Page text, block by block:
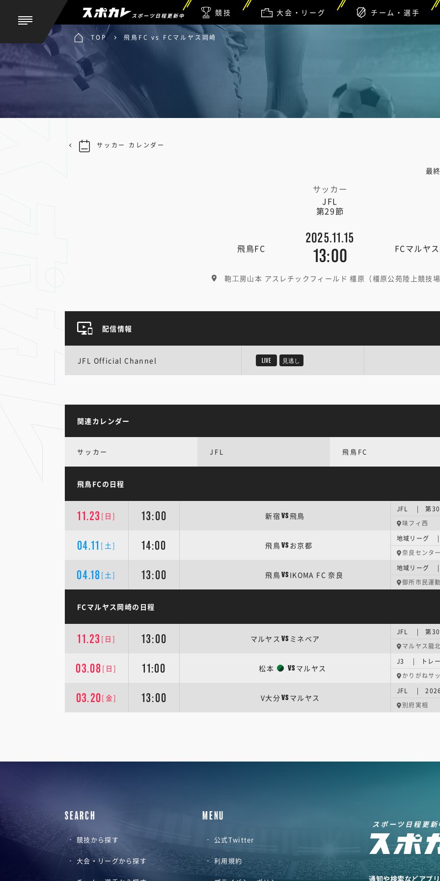
スポーツ日程更新中 競技 大会・リーグ チーム・選手
TOP 飛鳥FC vs FCマルヤス岡崎
最
サッカー
JFL
第29節
飛鳥FC
2025.11.15
13:00 FCマルヤ
鞄⼯房⼭本 アスレチックフィールド 橿原（橿原公苑陸上競技場
サッカー カレンダー
配信情報
JFL Official Channel LIVE 見逃し
関連カレンダー
サッカー JFL 飛鳥FC
飛鳥FCの日程
11.23 [日] 13:00 新宿 VS飛鳥
JFL | 第30
味フィ西
04.11 [土] 14:00 飛鳥VS お京都
地域リーグ |
奈良センター
04.18 [土] 13:00 飛鳥VS IKOMA FC 奈良
地域リーグ |
御所市民運
FCマルヤス岡崎の日程
11.23 [日] 13:00 マルヤス VS ミネベア
JFL | 第30
マルヤス龍北
03.08 [日] 11:00 松本 VS マルヤス
J3 | トレー
かりがねサ
03.20[金] 13:00 V大分VS マルヤス
JFL | 2026
別府実相
SEARCH
競技から探す
大会・リーグから探す
MENU
公式Twitter
利用規約
スポーツ日程更新
通知や検索などアプ